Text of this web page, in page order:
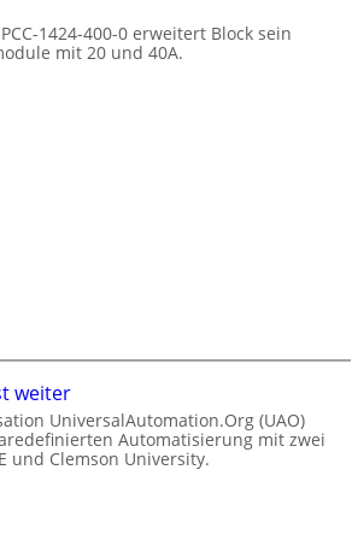
1424-400-0 erweitert Block sein
mit 20 und 40A.
weiter
UniversalAutomation.Org (UAO)
Automatisierung mit zwei
und Clemson University.